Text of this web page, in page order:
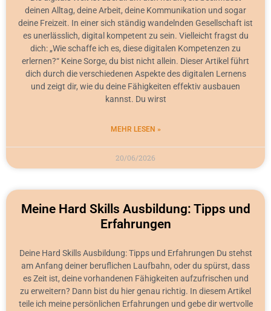
deinen Alltag, deine Arbeit, deine Kommunikation und sogar
deine Freizeit. In einer sich ständig wandelnden Gesellschaft ist
es unerlässlich, digital kompetent zu sein. Vielleicht fragst du
dich: „Wie schaffe ich es, diese digitalen Kompetenzen zu
erlernen?“ Keine Sorge, du bist nicht allein. Dieser Artikel führt
dich durch die verschiedenen Aspekte des digitalen Lernens
und zeigt dir, wie du deine Fähigkeiten effektiv ausbauen
kannst. Du wirst
MEHR LESEN »
20/06/2026
Meine Hard Skills Ausbildung: Tipps und
Erfahrungen
Deine Hard Skills Ausbildung: Tipps und Erfahrungen Du stehst
am Anfang deiner beruflichen Laufbahn, oder du spürst, dass
es Zeit ist, deine vorhandenen Fähigkeiten aufzufrischen und
zu erweitern? Dann bist du hier genau richtig. In diesem Artikel
teile ich meine persönlichen Erfahrungen und gebe dir wertvolle